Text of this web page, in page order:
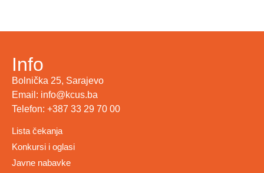
Info
Bolnička 25, Sarajevo
Email: info@kcus.ba
Telefon: +387 33 29 70 00
Lista čekanja
Konkursi i oglasi
Javne nabavke